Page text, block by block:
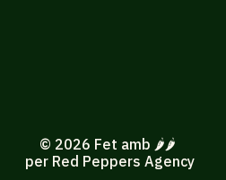
© 2026 Fet amb 🌶️🌶️
per Red Peppers Agency